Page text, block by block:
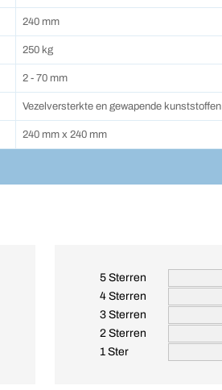
240 mm
250 kg
2 - 70 mm
Vezelversterkte en gewapende kunststoffen
240 mm x 240 mm
5 Sterren
4 Sterren
3 Sterren
2 Sterren
1 Ster